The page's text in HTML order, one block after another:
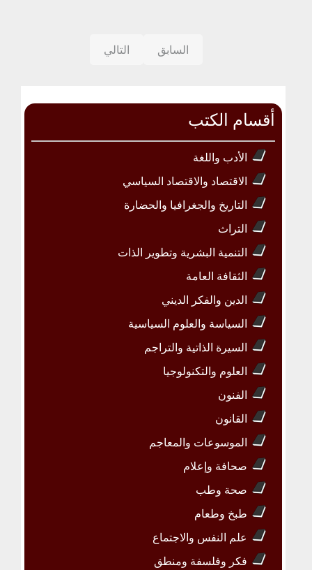
السابق التالي
أقسام الكتب
الأدب واللغة
الاقتصاد والاقتصاد السياسي
التاريخ والجغرافيا والحضارة
التراث
التنمية البشرية وتطوير الذات
الثقافة العامة
الدين والفكر الديني
السياسة والعلوم السياسية
السيرة الذاتية والتراجم
العلوم والتكنولوجيا
الفنون
القانون
الموسوعات والمعاجم
صحافة وإعلام
صحة وطب
طبخ وطعام
علم النفس والاجتماع
فكر وفلسفة ومنطق